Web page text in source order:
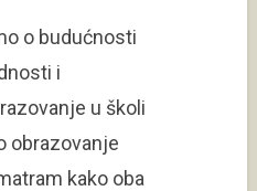
o budućnosti
i
u školi
obrazovanje
kako oba